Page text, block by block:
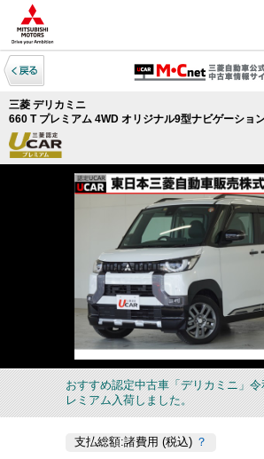
三菱 デリカミニ
660 T プレミアム 4WD オリジナル9型ナビゲーシ
おすすめ認定中古車「デリカミニ」
レミアム入荷しました。
支払総額:諸費用 (税込) ？